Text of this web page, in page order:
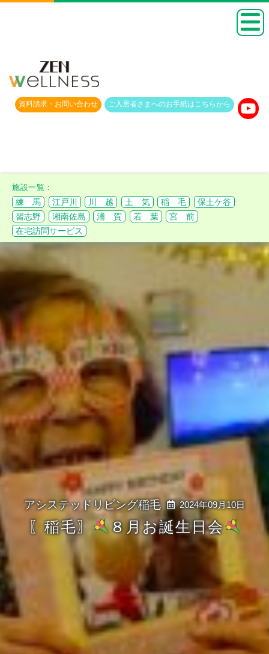
資料請求・ お問い合わせ ご入居者さまへのお手紙はこちらから
練 馬 江戸川 川 越 土 気 稲 毛
保土ケ谷
習志野
湘南佐島 浦 賀 若 葉
宮 前
在宅訪問サービス
2024年09月10日
〖稲毛〗 ８月お誕生日会